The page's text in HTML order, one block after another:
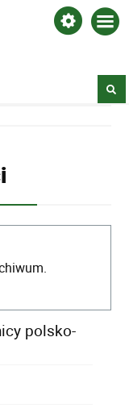
polsko-